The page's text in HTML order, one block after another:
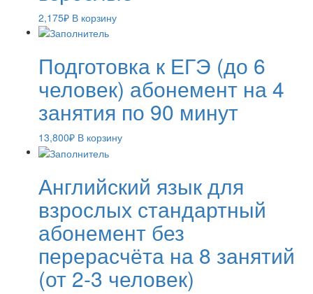
2,175₽ В корзину
Подготовка к ЕГЭ (до 6
человек) абонемент на 4
занятия по 90 минут
13,800₽ В корзину
Английский язык для
взрослых стандартный
абонемент без
перерасчёта на 8 занятий
(от 2-3 человек)